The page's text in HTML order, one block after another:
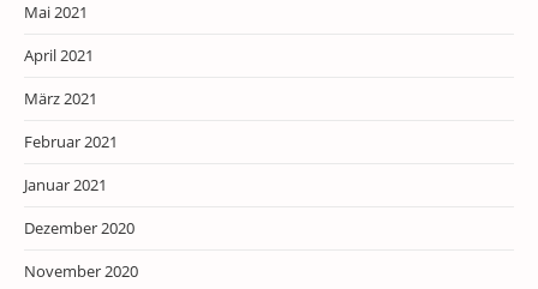
Mai 2021
April 2021
März 2021
Februar 2021
Januar 2021
Dezember 2020
November 2020